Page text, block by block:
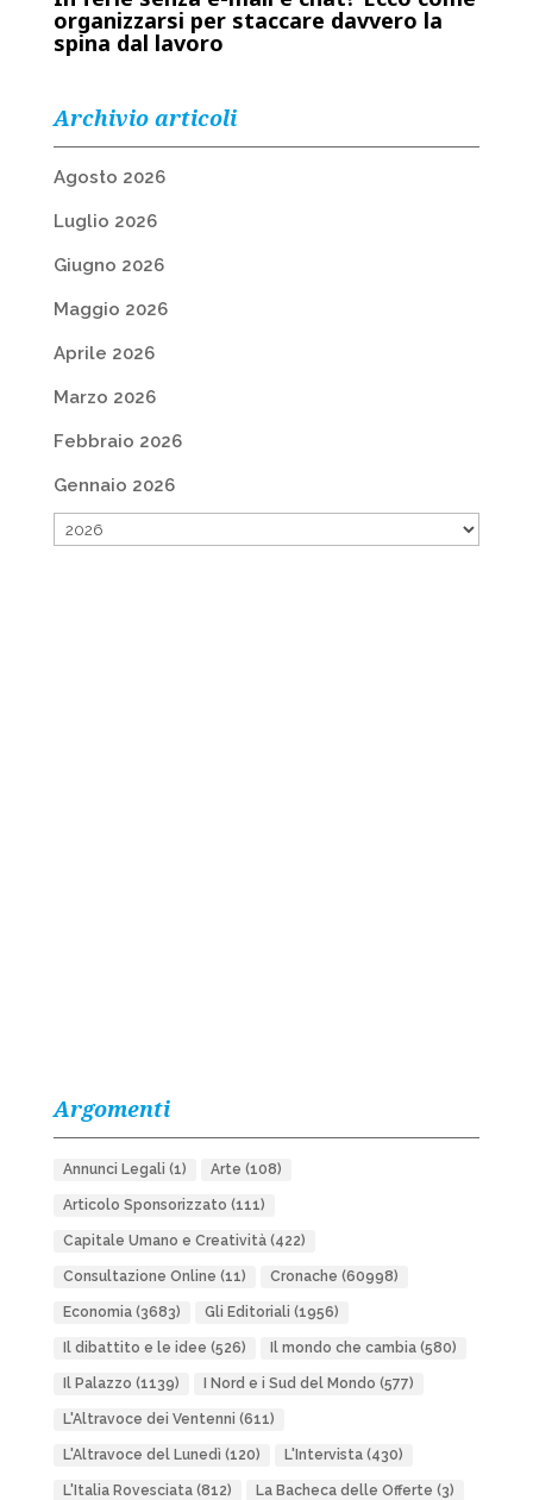
organizzarsi per staccare davvero la
spina dal lavoro
Archivio articoli
Agosto 2026
Luglio 2026
Giugno 2026
Maggio 2026
Aprile 2026
Marzo 2026
Febbraio 2026
Gennaio 2026
Argomenti
Annunci Legali (1) Arte (108)
Articolo Sponsorizzato (111)
Capitale Umano e Creatività(422)
Consultazione Online (11) Cronache (60998)
Economia(3683) Gli Editoriali (1956)
Il dibattito e le idee (526) Il mondo che cambia(580)
Il Palazzo (1139) I Nord e i Sud del Mondo (577)
L'Altravoce dei Ventenni (611)
L'Altravoce del Lunedì (120) L'Intervista(430)
L'Italia Rovesciata(812) La Bacheca delle Offerte (3)